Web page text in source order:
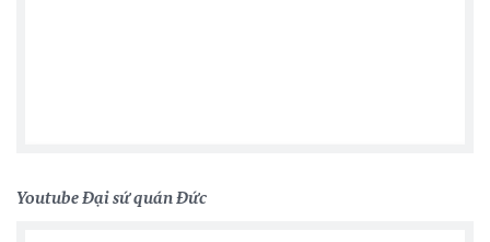
Youtube Đại sứ quán Đức